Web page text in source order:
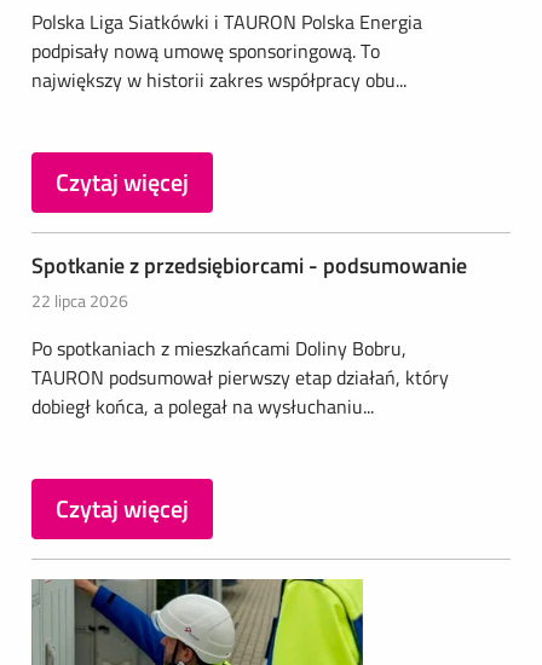
Polska Liga Siatkówki i TAURON Polska Energia
podpisały nową umowę sponsoringową. To
największy w historii zakres współpracy obu...
Czytaj więcej
Spotkanie z przedsiębiorcami - podsumowanie
22 lipca 2026
Po spotkaniach z mieszkańcami Doliny Bobru,
TAURON podsumował pierwszy etap działań, który
dobiegł końca, a polegał na wysłuchaniu...
Czytaj więcej